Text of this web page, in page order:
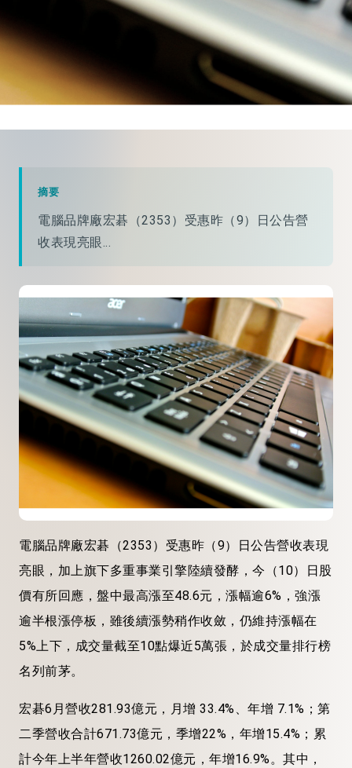
摘要
電腦品牌廠宏碁（2353）受惠昨（9）日公告營
收表現亮眼...
電腦品牌廠宏碁（2353）受惠昨（9）日公告營收表現
亮眼，加上旗下多重事業引擎陸續發酵，今（10）日股
價有所回應，盤中最高漲至48.6元，漲幅逾6%，強漲
逾半根漲停板，雖後續漲勢稍作收斂，仍維持漲幅在
5%上下，成交量截至10點爆近5萬張，於成交量排行榜
名列前茅。
宏碁6月營收281.93億元，月增 33.4%、年增 7.1%；第
二季營收合計671.73億元，季增22%，年增15.4%；累
計今年上半年營收1260.02億元，年增16.9%。其中，